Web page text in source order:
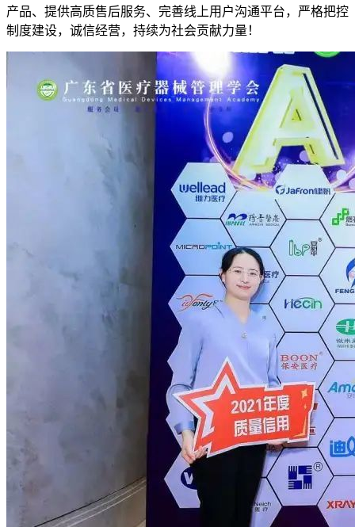
产品、提供高质售后服务、完善线上用户沟通平台，严格把控
制度建设，诚信经营，持续为社会贡献力量！